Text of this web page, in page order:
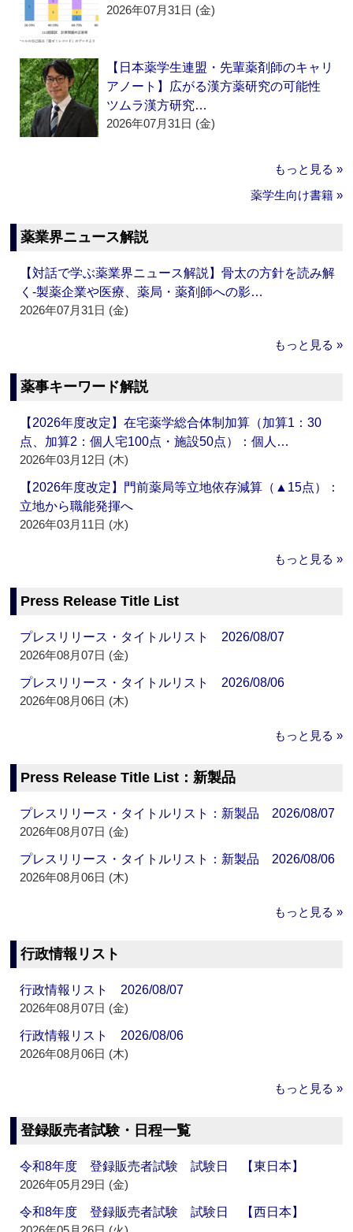
2026年07月31日 (金)
【日本薬学生連盟・先輩薬剤師のキャリ
アノート】広がる漢方薬研究の可能性
ツムラ漢方研究…
2026年07月31日 (金)
もっと見る »
薬学生向け書籍 »
薬業界ニュース解説
【対話で学ぶ薬業界ニュース解説】骨太の方針を読み解
く‐製薬企業や医療、薬局・薬剤師への影…
2026年07月31日 (金)
もっと見る »
薬事キーワード解説
【2026年度改定】在宅薬学総合体制加算（加算1：30
点、加算2：個人宅100点・施設50点）：個人…
2026年03月12日 (木)
【2026年度改定】門前薬局等立地依存減算（▲15点）：
立地から職能発揮へ
2026年03月11日 (水)
もっと見る »
Press Release Title List
プレスリリース・タイトルリスト 2026/08/07
2026年08月07日 (金)
プレスリリース・タイトルリスト 2026/08/06
2026年08月06日 (木)
もっと見る »
Press Release Title List：新製品
プレスリリース・タイトルリスト：新製品 2026/08/07
2026年08月07日 (金)
プレスリリース・タイトルリスト：新製品 2026/08/06
2026年08月06日 (木)
もっと見る »
行政情報リスト
行政情報リスト 2026/08/07
2026年08月07日 (金)
行政情報リスト 2026/08/06
2026年08月06日 (木)
もっと見る »
登録販売者試験・日程一覧
令和8年度 登録販売者試験 試験日 【東日本】
2026年05月29日 (金)
令和8年度 登録販売者試験 試験日 【西日本】